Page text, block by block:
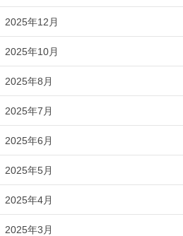
2025年12月
2025年10月
2025年8月
2025年7月
2025年6月
2025年5月
2025年4月
2025年3月